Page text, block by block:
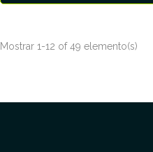
Mostrar 1-12 of 49 elemento(s)